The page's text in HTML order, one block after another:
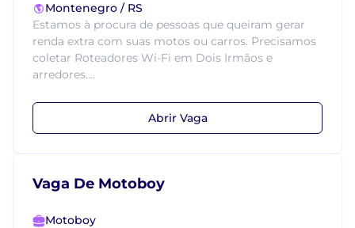
Montenegro / RS
Estamos à procura de pessoas que queiram gerar
renda extra com suas motos ou carros. Precisamos
coletar Roteadores Wi-Fi em Dois Irmãos e
arredores....
Abrir Vaga
Vaga De Motoboy
Motoboy